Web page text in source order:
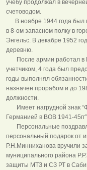
учебу продолжал в
счетоводом.
В ноябре 1944 года был
в 8-ом запасном полку в
Энгельс. В декабре 1952
деревню.
После армии работал в
учетчиком, 4 года был
годы выполнял
назначен прорабом и до
должности.
Имеет нагрудной знак
Германией в ВОВ 1941-
Персональные
персональный подарок от
Р.Н.Минниханова вручили
муниципального района
защиты МТЗ и СЗ РТ в